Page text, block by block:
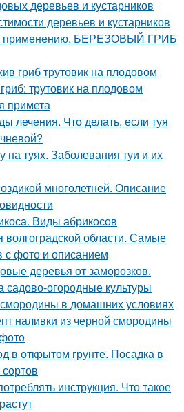
деревьев и кустарников
деревьев и кустарников
применению. БЕРЕЗОВЫЙ ГРИБ
гриб трутовик на плодовом
трутовик на плодовом
примета
лечения. Что делать, если туя
на туях. Заболевания туи и их
многолетней. Описание
Виды абрикосов
волгоградской области. Самые
с фото и описанием
деревья от заморозков.
садово-огородные культуры
в домашних условиях
наливки из черной смородины
в открытом грунте. Посадка в
инструкция. Что такое